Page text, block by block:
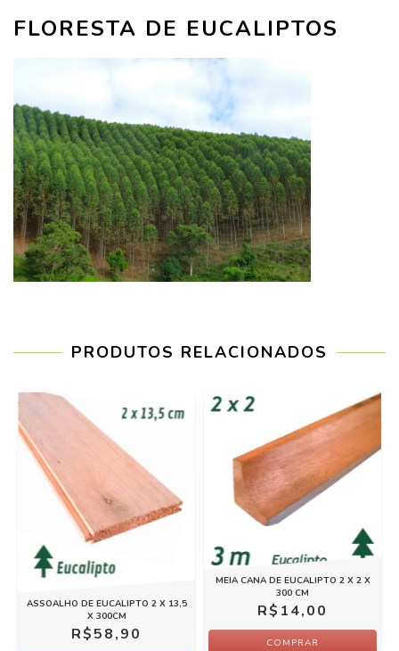
FLORESTA DE EUCALIPTOS
PRODUTOS RELACIONADOS
ASSOALHO DE EUCALIPTO 2 X 13,5
X 300CM
R$58,90
MEIA CANA DE EUCALIPTO 2 X 2 X
300 CM
R$14,00
COMPRAR